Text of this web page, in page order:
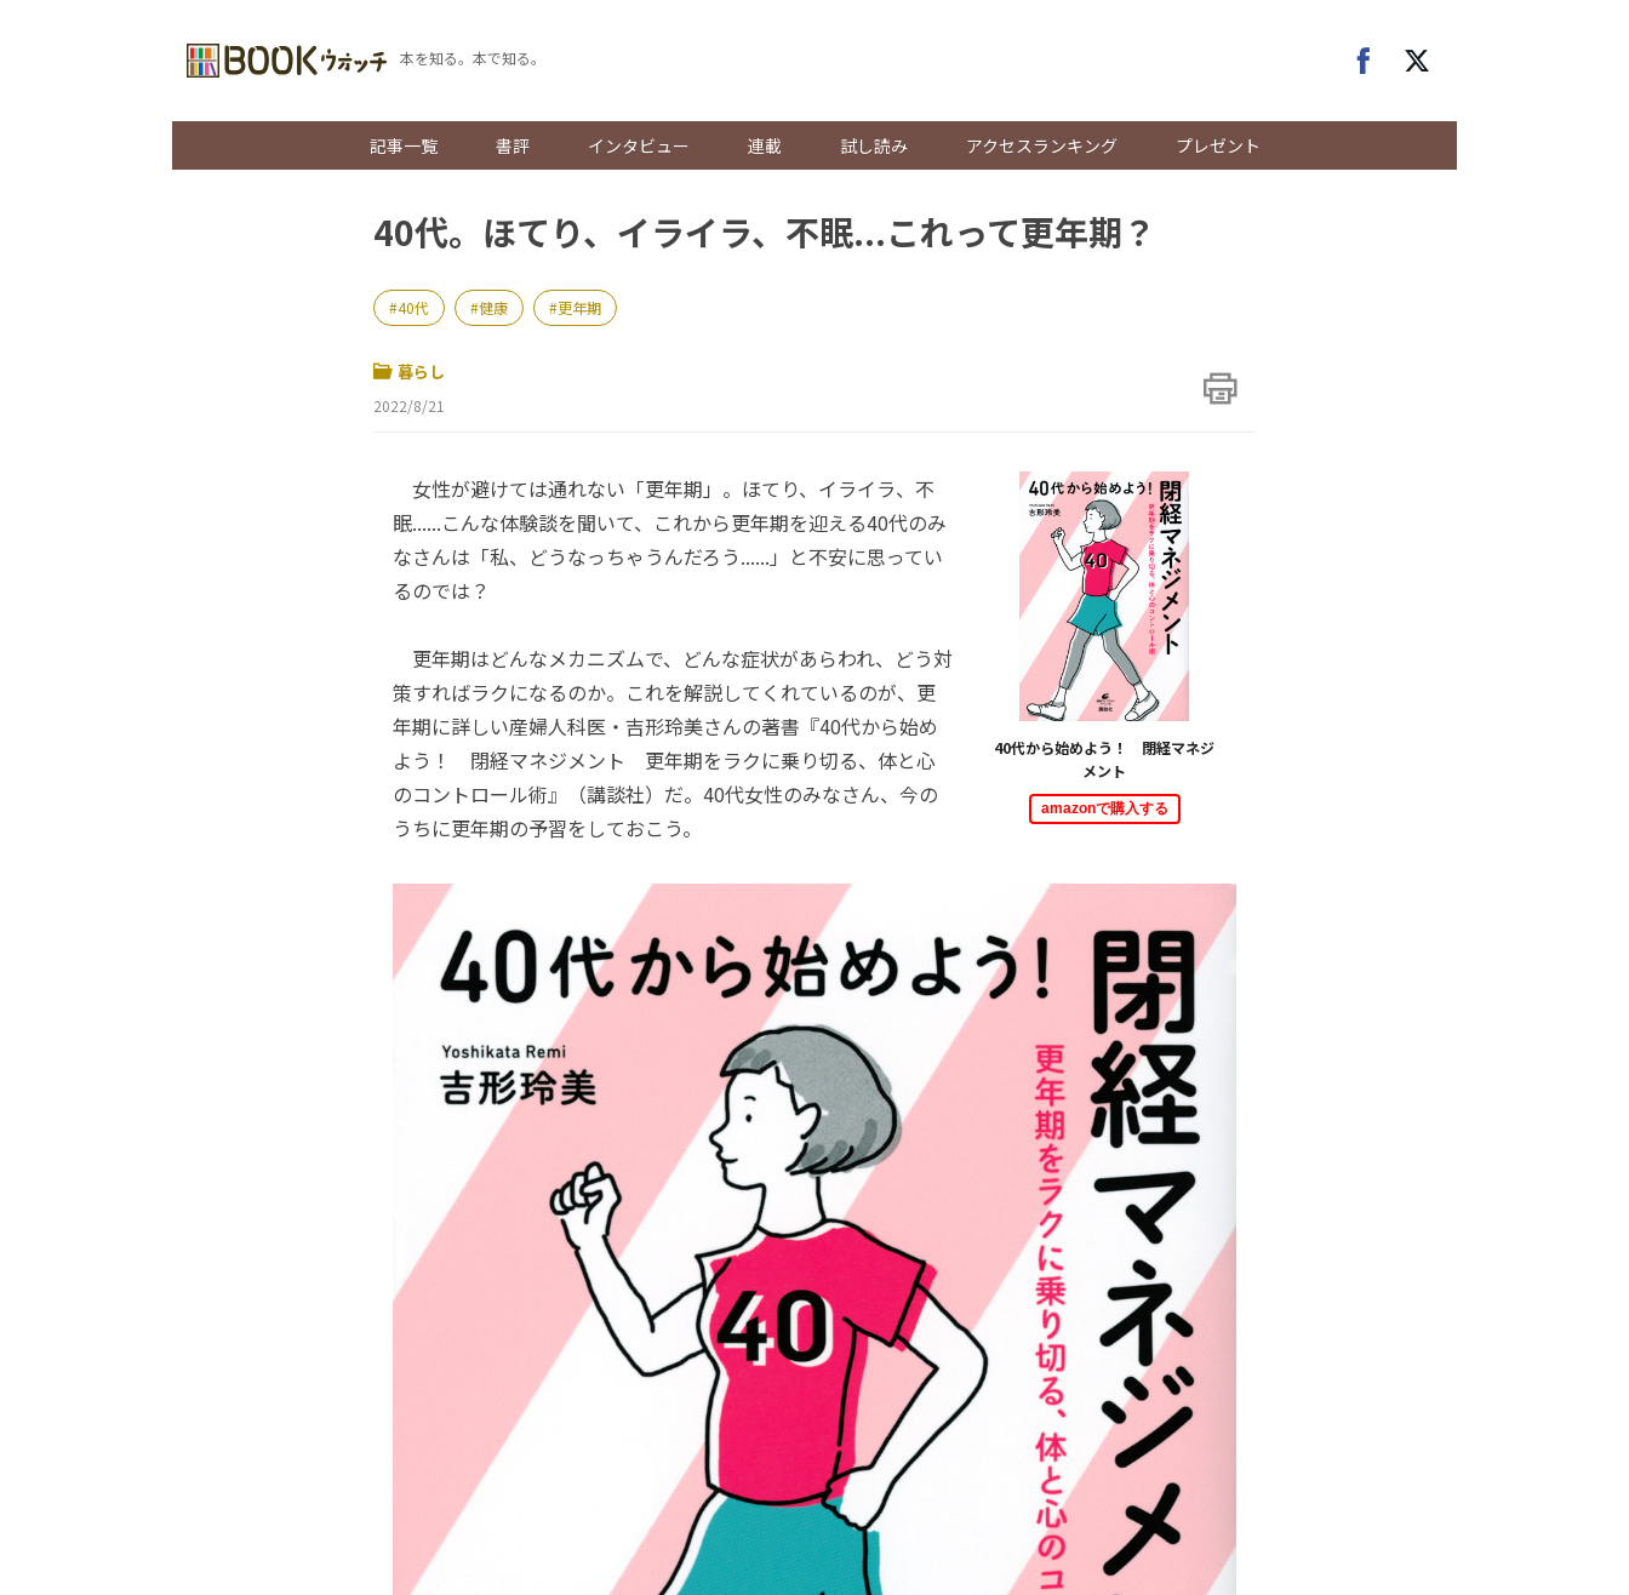
本を知る。本で知る。
記事一覧 書評 インタビュー 連載 試し読み アクセスランキング プレゼント
40代。ほてり、イライラ、不眠...これって更年期？
40代 健康 更年期
暮らし
2022/8/21
40代から始めよう！ 閉経マネジ
メント
amazonで購入する
女性が避けては通れない「更年期」。ほてり、イライラ、不
眠......こんな体験談を聞いて、これから更年期を迎える40代のみ
なさんは「私、どうなっちゃうんだろう......」と不安に思ってい
るのでは？
更年期はどんなメカニズムで、どんな症状があらわれ、どう対
策すればラクになるのか。これを解説してくれているのが、更
年期に詳しい産婦人科医・吉形玲美さんの著書『40代から始め
よう！ 閉経マネジメント 更年期をラクに乗り切る、体と心
のコントロール術』（講談社）だ。40代女性のみなさん、今の
うちに更年期の予習をしておこう。